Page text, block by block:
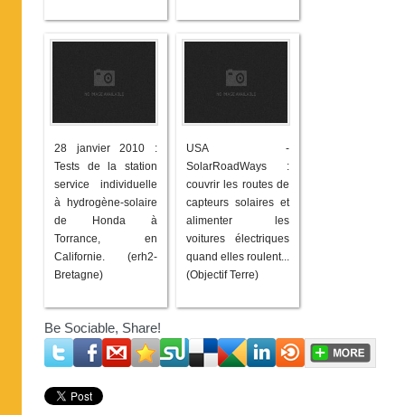
28 janvier 2010 :
Tests de la station
service individuelle
à hydrogène-solaire
de Honda à
Torrance, en
Californie. (erh2-
Bretagne)
USA -
SolarRoadWays :
couvrir les routes de
capteurs solaires et
alimenter les
voitures électriques
quand elles roulent...
(Objectif Terre)
Be Sociable, Share!